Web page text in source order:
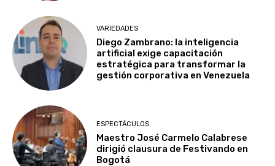
VARIEDADES
Diego Zambrano: la inteligencia
artificial exige capacitación
estratégica para transformar la
gestión corporativa en Venezuela
ESPECTÁCULOS
Maestro José Carmelo Calabrese
dirigió clausura de Festivando en
Bogotá